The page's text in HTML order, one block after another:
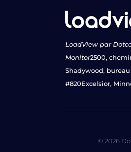
LoadView par
Monitor2500,
Shadywood, bureau
#820Excelsior,
© 2026